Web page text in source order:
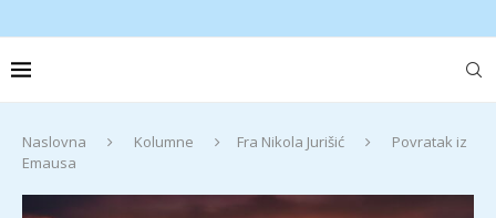
Naslovna Kolumne Fra Nikola Jurišić
Povratak iz
Emausa